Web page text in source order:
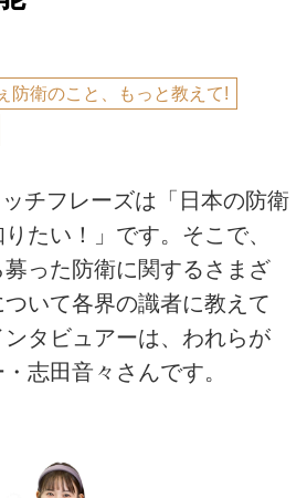
防衛のこと、もっと教えて!
チフレーズは「日本の防衛
たい！」です。そこで、
った防衛に関するさまざ
いて各界の識者に教えて
タビュアーは、われらが
志田音々さんです。